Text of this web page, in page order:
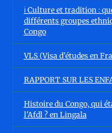
ℹ️ Culture et tradition :
différents groupes
Congo
VLS (Visa d'études en
RAPPORT SUR LES
Histoire du Congo, qui
l'Afdl ? en Lingala